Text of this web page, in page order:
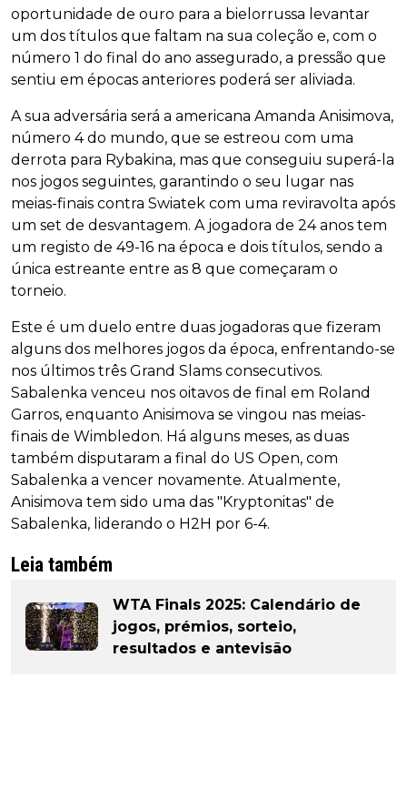
oportunidade de ouro para a bielorrussa levantar
um dos títulos que faltam na sua coleção e, com o
número 1 do final do ano assegurado, a pressão que
sentiu em épocas anteriores poderá ser aliviada.
A sua adversária será a americana Amanda Anisimova,
número 4 do mundo, que se estreou com uma
derrota para Rybakina, mas que conseguiu superá-la
nos jogos seguintes, garantindo o seu lugar nas
meias-finais contra Swiatek com uma reviravolta após
um set de desvantagem. A jogadora de 24 anos tem
um registo de 49-16 na época e dois títulos, sendo a
única estreante entre as 8 que começaram o
torneio.
Este é um duelo entre duas jogadoras que fizeram
alguns dos melhores jogos da época, enfrentando-se
nos últimos três Grand Slams consecutivos.
Sabalenka venceu nos oitavos de final em Roland
Garros, enquanto Anisimova se vingou nas meias-
finais de Wimbledon. Há alguns meses, as duas
também disputaram a final do US Open, com
Sabalenka a vencer novamente. Atualmente,
Anisimova tem sido uma das "Kryptonitas" de
Sabalenka, liderando o H2H por 6-4.
Leia também
WTA Finals 2025: Calendário de
jogos, prémios, sorteio,
resultados e antevisão